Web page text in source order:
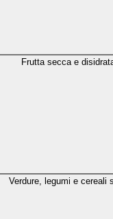
Frutta secca e
Verdure, legumi e cereali